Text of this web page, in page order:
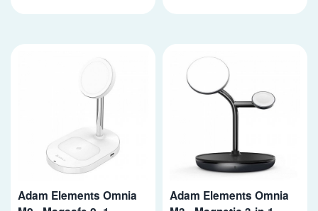
Adam Elements Omnia
Adam Elements Omnia